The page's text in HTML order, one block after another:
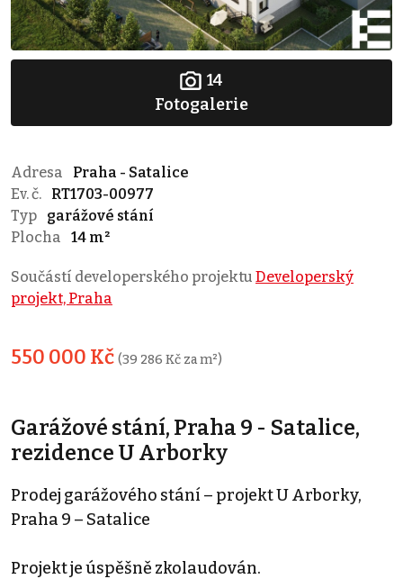
14
Fotogalerie
Adresa
Praha - Satalice
Ev. č.
RT1703-00977
Typ
garážové stání
Plocha
14 m²
Součástí developerského projektu Developerský
projekt, Praha
550 000 Kč (39 286 Kč za m²)
Garážové stání, Praha 9 - Satalice,
rezidence U Arborky
Prodej garážového stání – projekt U Arborky,
Praha 9 – Satalice
Projekt je úspěšně zkolaudován.